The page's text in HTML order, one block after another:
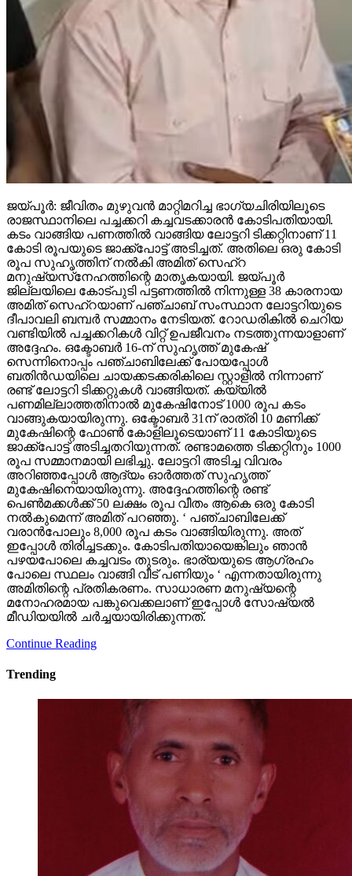
ജയ്പൂര്‍: ജീവിതം മുഴുവന്‍ മാറ്റിമറിച്ച ഭാഗ്യചിരിയിലൂടെ
രാജസ്ഥാനിലെ പച്ചക്കറി കച്ചവടക്കാരന്‍ കോടിപതിയായി.
കടം വാങ്ങിയ പണത്തില്‍ വാങ്ങിയ ലോട്ടറി ടിക്കറ്റിനാണ് 11
കോടി രൂപയുടെ ജാക്ക്‌പോട്ട് അടിച്ചത്. അതിലെ ഒരു കോടി
രൂപ സുഹൃത്തിന് നല്‍കി അമിത് സെഹ്‌റ
മനുഷ്യസ്‌നേഹത്തിന്റെ മാതൃകയായി. ജയ്പൂര്‍
ജില്ലയിലെ കോട്പുടി പട്ടണത്തില്‍ നിന്നുള്ള 38 കാരനായ
അമിത് സെഹ്‌റയാണ് പഞ്ചാബ് സംസ്ഥാന ലോട്ടറിയുടെ
ദീപാവലി ബമ്പര്‍ സമ്മാനം നേടിയത്. റോഡരികില്‍ ചെറിയ
വണ്ടിയില്‍ പച്ചക്കറികള്‍ വിറ്റ് ഉപജീവനം നടത്തുന്നയാളാണ്
അദ്ദേഹം. ഒക്ടോബര്‍ 16-ന് സുഹൃത്ത് മുകേഷ്
സെന്നിനൊപ്പം പഞ്ചാബിലേക്ക് പോയപ്പോള്‍
ബതിന്‍ഡയിലെ ചായക്കടക്കരികിലെ സ്റ്റാളില്‍ നിന്നാണ്
രണ്ട് ലോട്ടറി ടിക്കറ്റുകള്‍ വാങ്ങിയത്. കയ്യില്‍
പണമില്ലാത്തതിനാല്‍ മുകേഷിനോട് 1000 രൂപ കടം
വാങ്ങുകയായിരുന്നു. ഒക്ടോബര്‍ 31ന് രാത്രി 10 മണിക്ക്
മുകേഷിന്റെ ഫോണ്‍ കോളിലൂടെയാണ് 11 കോടിയുടെ
ജാക്ക്‌പോട്ട് അടിച്ചതറിയുന്നത്. രണ്ടാമത്തെ ടിക്കറ്റിനും 1000
രൂപ സമ്മാനമായി ലഭിച്ചു. ലോട്ടറി അടിച്ച വിവരം
അറിഞ്ഞപ്പോള്‍ ആദ്യം ഓര്‍ത്തത് സുഹൃത്ത്
മുകേഷിനെയായിരുന്നു. അദ്ദേഹത്തിന്റെ രണ്ട്
പെണ്‍മക്കള്‍ക്ക് 50 ലക്ഷം രൂപ വീതം ആകെ ഒരു കോടി
നല്‍കുമെന്ന് അമിത് പറഞ്ഞു. ‘ പഞ്ചാബിലേക്ക്
വരാന്‍പോലും 8,000 രൂപ കടം വാങ്ങിയിരുന്നു. അത്
ഇപ്പോള്‍ തിരിച്ചടക്കും. കോടിപതിയായെങ്കിലും ഞാന്‍
പഴയപോലെ കച്ചവടം തുടരും. ഭാര്യയുടെ ആഗ്രഹം
പോലെ സ്ഥലം വാങ്ങി വീട് പണിയും ‘ എന്നതായിരുന്നു
അമിതിന്റെ പ്രതികരണം. സാധാരണ മനുഷ്യന്റെ
മനോഹരമായ പങ്കുവെക്കലാണ് ഇപ്പോള്‍ സോഷ്യല്‍
മീഡിയയില്‍ ചര്‍ച്ചയായിരിക്കുന്നത്.
Continue Reading
Trending